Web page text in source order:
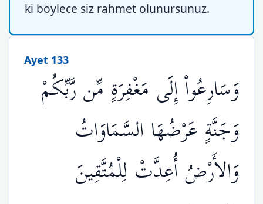
ki böylece siz rahmet olunursunuz.
Ayet 133
وَسَارِعُواْ إِلَى مَغْفِرَةٍ مِّن رَّبِّكُمْ
وَجَنَّةٍ عَرْضُهَا السَّمَاوَاتُ
وَالأَرْضُ أُعِدَّتْ لِلْمُتَّقِينَ